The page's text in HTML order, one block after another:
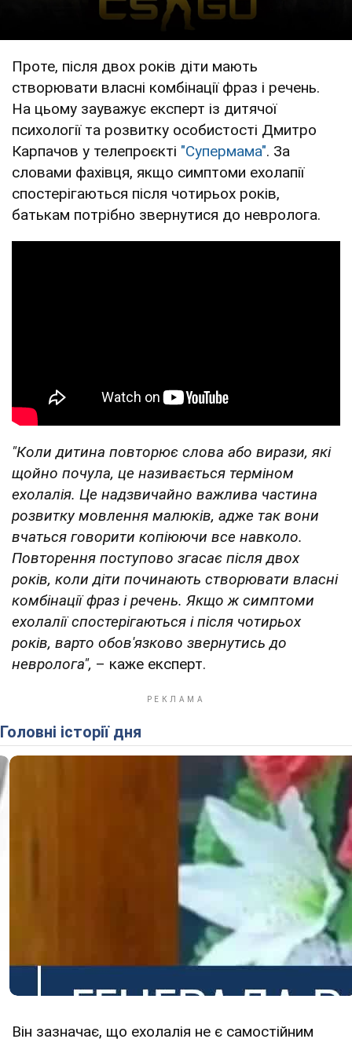
Проте, після двох років діти мають
створювати власні комбінації фраз і речень.
На цьому зауважує експерт із дитячої
психології та розвитку особистості Дмитро
Карпачов у телепроєкті "Супермама". За
словами фахівця, якщо симптоми ехолапії
спостерігаються після чотирьох років,
батькам потрібно звернутися до невролога.
"Коли дитина повторює слова або вирази, які
щойно почула, це називається терміном
ехолалія. Це надзвичайно важлива частина
розвитку мовлення малюків, адже так вони
вчаться говорити копіюючи все навколо.
Повторення поступово згасає після двох
років, коли діти починають створювати власні
комбінації фраз і речень. Якщо ж симптоми
ехолалії спостерігаються і після чотирьох
років, варто обов'язково звернутись до
невролога", – каже експерт.
Головні історії дня
Він зазначає, що ехолалія не є самостійним